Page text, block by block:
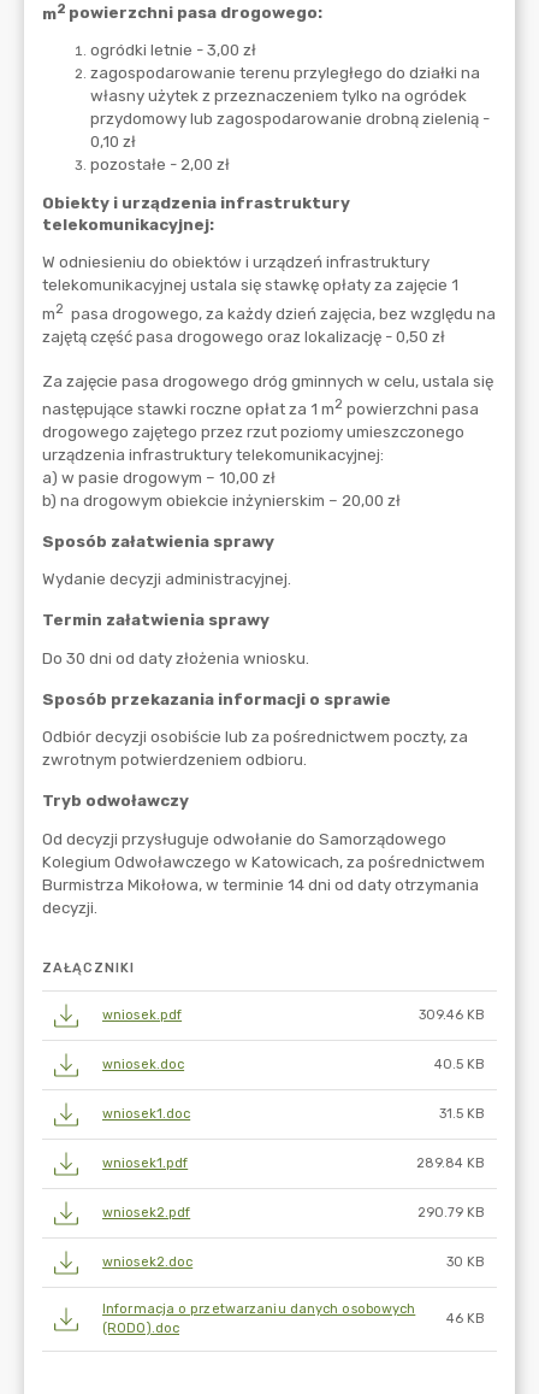
ZAŁĄCZNIKI
wniosek.pdf 309.46 KB
wniosek.doc 40.5 KB
wniosek1.doc 31.5 KB
wniosek1.pdf 289.84 KB
wniosek2.pdf 290.79 KB
wniosek2.doc 30 KB
Informacja o przetwarzaniu danych osobowych
(RODO).doc
46 KB